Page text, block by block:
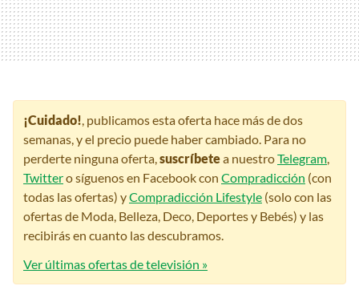
¡Cuidado!, publicamos esta oferta hace más de dos
semanas, y el precio puede haber cambiado. Para no
perderte ninguna oferta,suscríbetea nuestroTelegram,
Twittero síguenos en Facebook con Compradicción (con
todas las ofertas) yCompradicción Lifestyle (solo con las
ofertas de Moda, Belleza, Deco, Deportes y Bebés) y las
recibirás en cuanto las descubramos.
Ver últimas ofertas de televisión »